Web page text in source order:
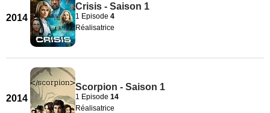
2014
Crisis - Saison 1
1 Episode 4
Réalisatrice
2014
Scorpion - Saison 1
1 Episode 14
Réalisatrice